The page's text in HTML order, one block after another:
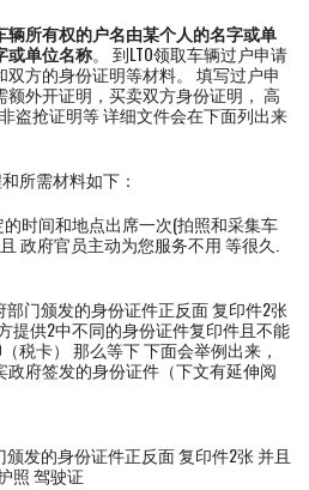
辆所有权的户名由某个人的名字或单
或单位名称。 到LTO领取车辆过户申请
方的身份证明等材料。 填写过户申
外开证明，买卖双方身份证明， 高
盗抢证明等 详细文件会在下面列出来
所需材料如下：
时间和地点出席一次(拍照和采集车
政府官员主动为您服务不用 等很久.
门颁发的身份证件正反面 复印件2张
提供2中不同的身份证件复印件且不能
税卡） 那么等下 下面会举例出来，
府签发的身份证件（下文有延伸阅
发的身份证件正反面 复印件2张 并且
照 驾驶证